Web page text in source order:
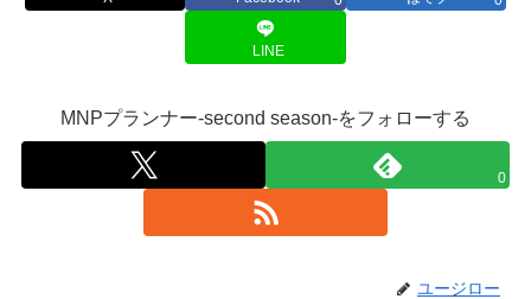
LINE
MNPプランナー-second season-をフォローする
0
ユージロー